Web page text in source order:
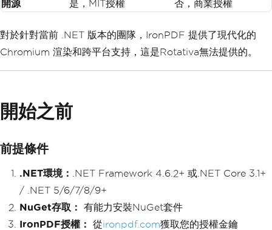
開源 是，MIT授權 否，商業授權
對於針對當前 .NET 版本的團隊，IronPDF 提供了現代化的
Chromium 渲染和跨平台支持，這是Rotativa無法提供的。
開始之前
前提條件
.NET環境：
.NET Framework 4.6.2+ 或.NET Core 3.1+
/ .NET 5/6/7/8/9+
NuGet存取：
有能力安裝NuGet套件
IronPDF授權：
從ironpdf.com獲取您的授權金鑰